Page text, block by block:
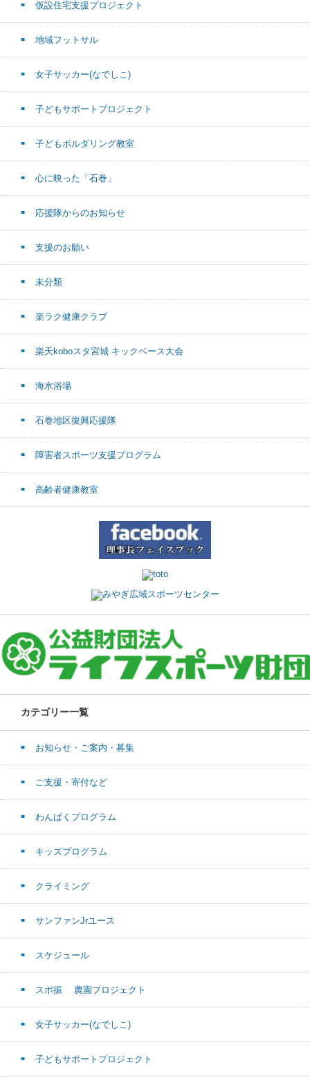
仮設住宅支援プロジェクト
地域フットサル
女子サッカー(なでしこ)
子どもサポートプロジェクト
子どもボルダリング教室
心に映った「石巻」
応援隊からのお知らせ
支援のお願い
未分類
楽ラク健康クラブ
楽天koboスタ宮城 キックベース大会
海水浴場
石巻地区復興応援隊
障害者スポーツ支援プログラム
高齢者健康教室
カテゴリー一覧
お知らせ・ご案内・募集
ご支援・寄付など
わんぱくプログラム
キッズプログラム
クライミング
サンファンJrユース
スケジュール
スポ振 農園プロジェクト
女子サッカー(なでしこ)
子どもサポートプロジェクト